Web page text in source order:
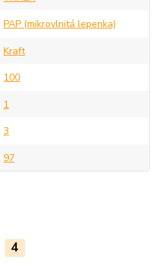
PAP (mikrovlnitá lepenka)
Kraft
100
1
3
97
4